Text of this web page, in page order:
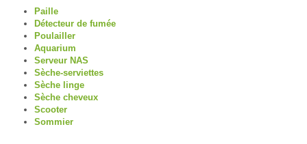
Paille
Détecteur de fumée
Poulailler
Aquarium
Serveur NAS
Sèche-serviettes
Sèche linge
Sèche cheveux
Scooter
Sommier